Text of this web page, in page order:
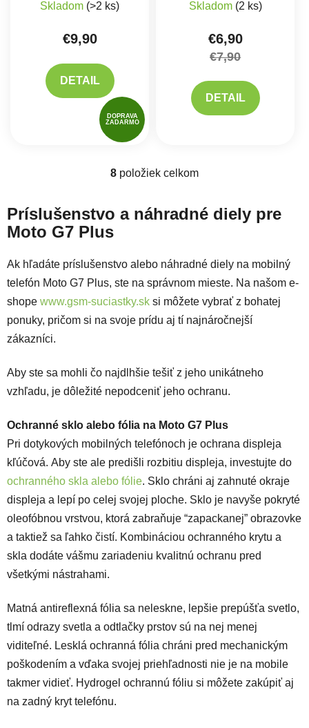
DOPRAVA
ZADARMO
Skladom (>2 ks)
€9,90
DETAIL
Skladom (2 ks)
€6,90
€7,90
DETAIL
Ovládacie prvky výpisu
8 položiek celkom
Príslušenstvo a náhradné diely pre
Moto G7 Plus
Ak hľadáte príslušenstvo alebo náhradné diely na mobilný
telefón Moto G7 Plus, ste na správnom mieste. Na našom e-
shope www.gsm-suciastky.sk si môžete vybrať z bohatej
ponuky, pričom si na svoje prídu aj tí najnáročnejší
zákazníci.
Aby ste sa mohli čo najdlhšie tešiť z jeho unikátneho
vzhľadu, je dôležité nepodceniť jeho ochranu.
Ochranné sklo alebo fólia na Moto G7 Plus
Pri dotykových mobilných telefónoch je ochrana displeja
kľúčová. Aby ste ale predišli rozbitiu displeja, investujte do
ochranného skla alebo fólie. Sklo chráni aj zahnuté okraje
displeja a lepí po celej svojej ploche. Sklo je navyše pokryté
oleofóbnou vrstvou, ktorá zabraňuje “zapackanej” obrazovke
a taktiež sa ľahko čistí. Kombináciou ochranného krytu a
skla dodáte vášmu zariadeniu kvalitnú ochranu pred
všetkými nástrahami.
Matná antireflexná fólia sa neleskne, lepšie prepúšťa svetlo,
tlmí odrazy svetla a odtlačky prstov sú na nej menej
viditeľné. Lesklá ochranná fólia chráni pred mechanickým
poškodením a vďaka svojej priehľadnosti nie je na mobile
takmer vidieť. Hydrogel ochrannú fóliu si môžete zakúpiť aj
na zadný kryt telefónu.